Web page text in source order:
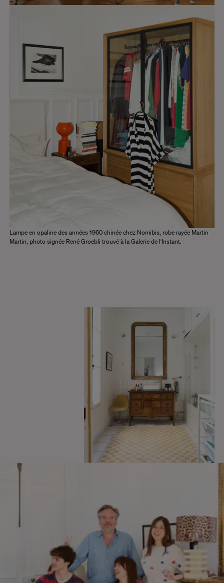
Lampe en opaline des années 1960 chinée chez Nomibis, robe rayée Martin
Martin, photo signée René Groebli trouvé à la Galerie de l'Instant.